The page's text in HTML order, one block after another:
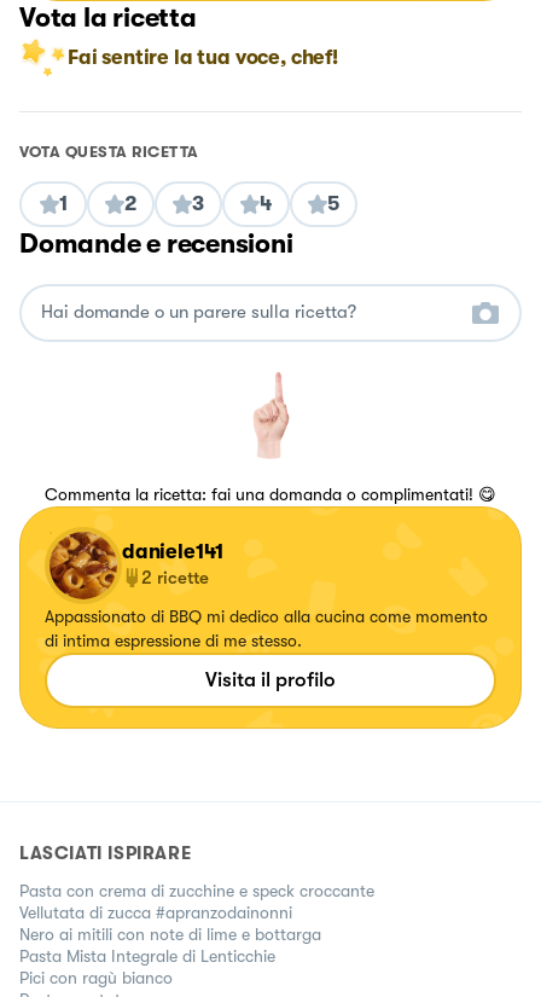
Vota la ricetta
Fai sentire la tua voce, chef!
VOTA QUESTA RICETTA
1 2 3 4 5
Domande e recensioni
Commenta la ricetta: fai una domanda o complimentati! 😋
daniele141
2 ricette
Appassionato di BBQ mi dedico alla cucina come momento
di intima espressione di me stesso.
Visita il profilo
LASCIATI ISPIRARE
Pasta con crema di zucchine e speck croccante
Vellutata di zucca #apranzodainonni
Nero ai mitili con note di lime e bottarga
Pasta Mista Integrale di Lenticchie
Pici con ragù bianco